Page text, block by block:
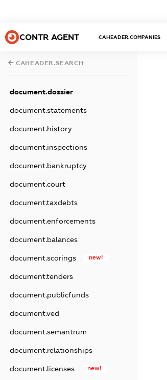
CONTR AGENT CAHEADER.COMPANIES
CAHEADER.SEARCH
document.dossier
document.statements
document.history
document.inspections
document.bankruptcy
document.court
document.taxdebts
document.enforcements
document.balances
document.scorings new!
document.tenders
document.publicfunds
document.ved
document.semantrum
document.relationships
document.licenses new!